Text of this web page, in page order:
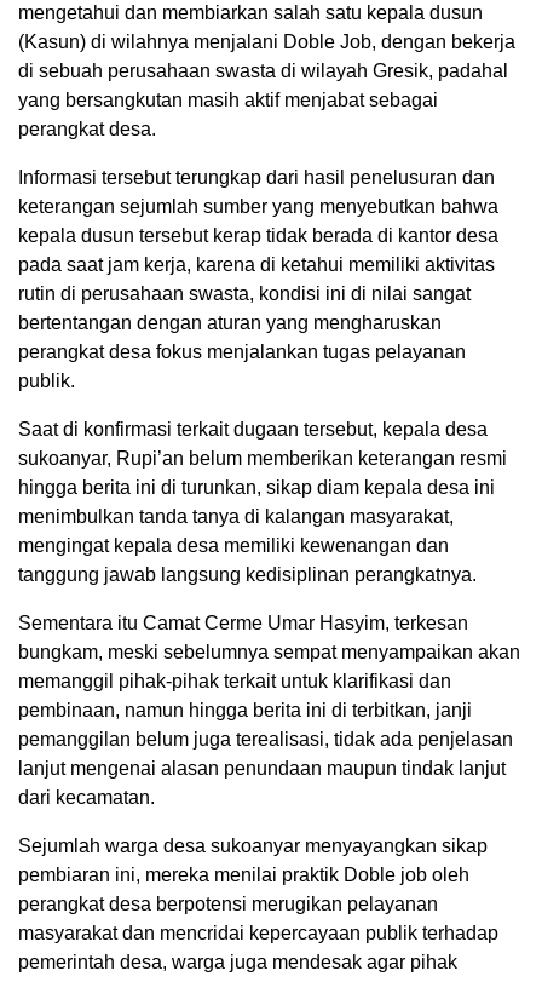
mengetahui dan membiarkan salah satu kepala dusun
(Kasun) di wilahnya menjalani Doble Job, dengan bekerja
di sebuah perusahaan swasta di wilayah Gresik, padahal
yang bersangkutan masih aktif menjabat sebagai
perangkat desa.
Informasi tersebut terungkap dari hasil penelusuran dan
keterangan sejumlah sumber yang menyebutkan bahwa
kepala dusun tersebut kerap tidak berada di kantor desa
pada saat jam kerja, karena di ketahui memiliki aktivitas
rutin di perusahaan swasta, kondisi ini di nilai sangat
bertentangan dengan aturan yang mengharuskan
perangkat desa fokus menjalankan tugas pelayanan
publik.
Saat di konfirmasi terkait dugaan tersebut, kepala desa
sukoanyar, Rupi’an belum memberikan keterangan resmi
hingga berita ini di turunkan, sikap diam kepala desa ini
menimbulkan tanda tanya di kalangan masyarakat,
mengingat kepala desa memiliki kewenangan dan
tanggung jawab langsung kedisiplinan perangkatnya.
Sementara itu Camat Cerme Umar Hasyim, terkesan
bungkam, meski sebelumnya sempat menyampaikan akan
memanggil pihak-pihak terkait untuk klarifikasi dan
pembinaan, namun hingga berita ini di terbitkan, janji
pemanggilan belum juga terealisasi, tidak ada penjelasan
lanjut mengenai alasan penundaan maupun tindak lanjut
dari kecamatan.
Sejumlah warga desa sukoanyar menyayangkan sikap
pembiaran ini, mereka menilai praktik Doble job oleh
perangkat desa berpotensi merugikan pelayanan
masyarakat dan mencridai kepercayaan publik terhadap
pemerintah desa, warga juga mendesak agar pihak